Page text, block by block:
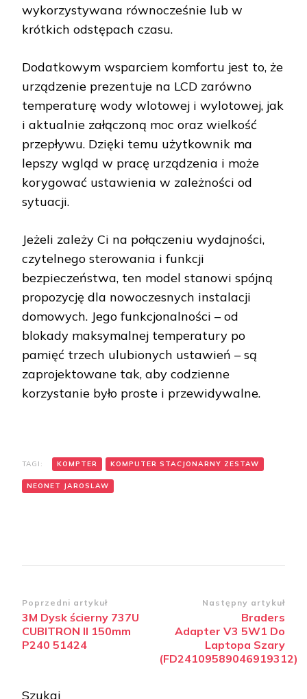
wykorzystywana równocześnie lub w
krótkich odstępach czasu.
Dodatkowym wsparciem komfortu jest to, że
urządzenie prezentuje na LCD zarówno
temperaturę wody wlotowej i wylotowej, jak
i aktualnie załączoną moc oraz wielkość
przepływu. Dzięki temu użytkownik ma
lepszy wgląd w pracę urządzenia i może
korygować ustawienia w zależności od
sytuacji.
Jeżeli zależy Ci na połączeniu wydajności,
czytelnego sterowania i funkcji
bezpieczeństwa, ten model stanowi spójną
propozycję dla nowoczesnych instalacji
domowych. Jego funkcjonalności – od
blokady maksymalnej temperatury po
pamięć trzech ulubionych ustawień – są
zaprojektowane tak, aby codzienne
korzystanie było proste i przewidywalne.
TAGI: KOMPTER KOMPUTER STACJONARNY ZESTAW
NEONET JAROSLAW
Zobacz
wpisy
Poprzedni artykuł
3M Dysk ścierny 737U
CUBITRON II 150mm
P240 51424
Następny artykuł
Braders
Adapter V3 5W1 Do
Laptopa Szary
(FD24109589046919312)
Szukaj